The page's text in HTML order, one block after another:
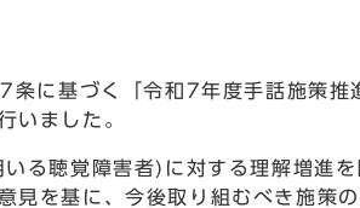
に基づく「令和7年度手話施策推
いました。
る聴覚障害者)に対する理解増進
を基に、今後取り組むべき施策